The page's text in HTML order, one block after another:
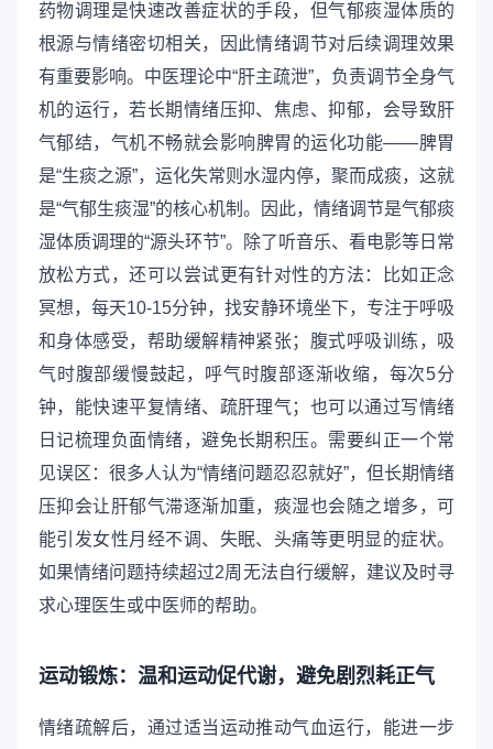
药物调理是快速改善症状的手段，但气郁痰湿体质的
根源与情绪密切相关，因此情绪调节对后续调理效果
有重要影响。中医理论中“肝主疏泄”，负责调节全身气
机的运行，若长期情绪压抑、焦虑、抑郁，会导致肝
气郁结，气机不畅就会影响脾胃的运化功能——脾胃
是“生痰之源”，运化失常则水湿内停，聚而成痰，这就
是“气郁生痰湿”的核心机制。因此，情绪调节是气郁痰
湿体质调理的“源头环节”。除了听音乐、看电影等日常
放松方式，还可以尝试更有针对性的方法：比如正念
冥想，每天10-15分钟，找安静环境坐下，专注于呼吸
和身体感受，帮助缓解精神紧张；腹式呼吸训练，吸
气时腹部缓慢鼓起，呼气时腹部逐渐收缩，每次5分
钟，能快速平复情绪、疏肝理气；也可以通过写情绪
日记梳理负面情绪，避免长期积压。需要纠正一个常
见误区：很多人认为“情绪问题忍忍就好”，但长期情绪
压抑会让肝郁气滞逐渐加重，痰湿也会随之增多，可
能引发女性月经不调、失眠、头痛等更明显的症状。
如果情绪问题持续超过2周无法自行缓解，建议及时寻
求心理医生或中医师的帮助。
运动锻炼：温和运动促代谢，避免剧烈耗正气
情绪疏解后，通过适当运动推动气血运行，能进一步